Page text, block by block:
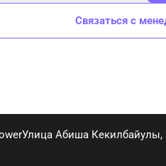
Связаться с
Абиша Кекилбайулы,